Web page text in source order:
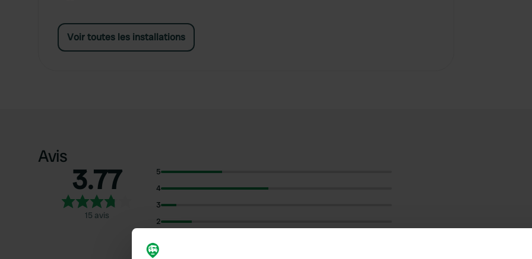
Voir toutes les installations
Avis
3.77
15 avis
5
4
3
2